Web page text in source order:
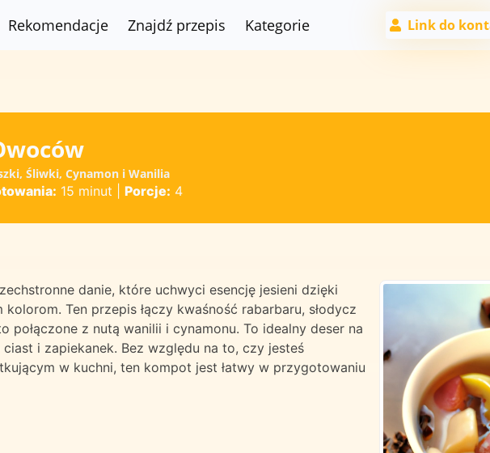
Rekomendacje Znajdź przepis Kategorie Link do
Śliwki, Cynamon i Wanilia
15 minut Porcje: 4
danie, które uchwyci esencję jesieni dzięki
Ten przepis łączy kwaśność rabarbaru, słodycz
z nutą wanilii i cynamonu. To idealny deser na
i zapiekanek. Bez względu na to, czy jesteś
w kuchni, ten kompot jest łatwy w przygotowaniu